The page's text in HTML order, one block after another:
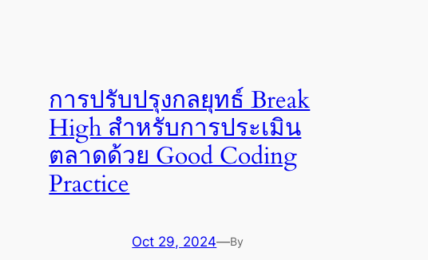
การปรับปรุงกลยุทธ์ Break
High สำหรับการประเมิน
ตลาดด้วย Good Coding
Practice
Oct 29, 2024—By